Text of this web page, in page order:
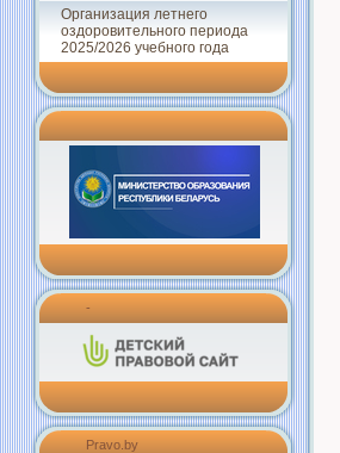
Организация летнего
оздоровительного периода
2025/2026 учебного года
-
Pravo.by